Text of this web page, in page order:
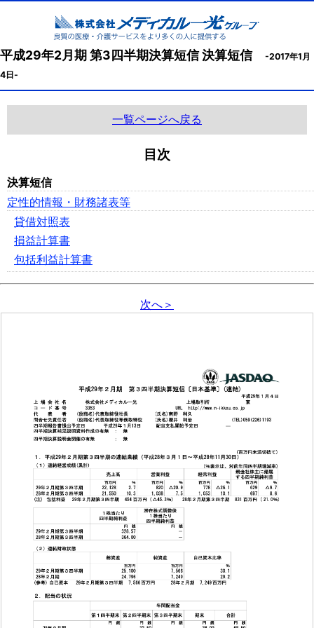
平成29年2月期 第3四半期決算短信 決算短信
-2017年1月
4日-
一覧ページへ戻る
目次
決算短信
定性的情報・財務諸表等
貸借対照表
損益計算書
包括利益計算書
次へ＞